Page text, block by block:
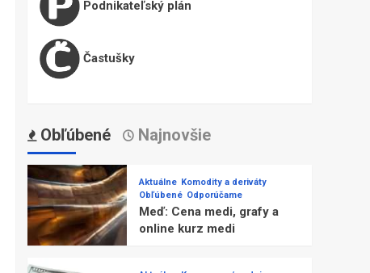
Podnikateľský plán
Častušky
Obľúbené Najnovšie
Aktuálne Komodity a deriváty
Obľúbené Odporúčame
Meď: Cena medi, grafy a
online kurz medi